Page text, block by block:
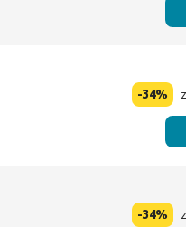
-34%
-34%